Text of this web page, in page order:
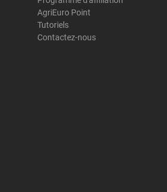
AgriEuro Point
Tutoriels
Contactez-nous